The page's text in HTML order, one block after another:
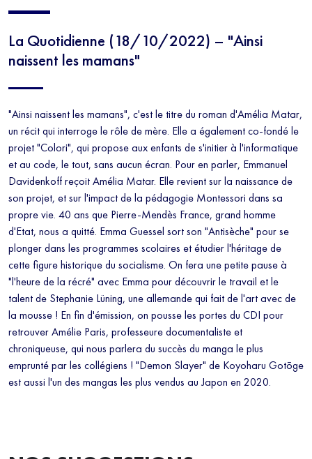
La Quotidienne (18/10/2022) – "Ainsi
naissent les mamans"
"Ainsi naissent les mamans", c'est le titre du roman d'Amélia Matar,
un récit qui interroge le rôle de mère. Elle a également co-fondé le
projet "Colori", qui propose aux enfants de s'initier à l'informatique
et au code, le tout, sans aucun écran. Pour en parler, Emmanuel
Davidenkoff reçoit Amélia Matar. Elle revient sur la naissance de
son projet, et sur l'impact de la pédagogie Montessori dans sa
propre vie. 40 ans que Pierre-Mendès France, grand homme
d'Etat, nous a quitté. Emma Guessel sort son "Antisèche" pour se
plonger dans les programmes scolaires et étudier l'héritage de
cette figure historique du socialisme. On fera une petite pause à
"l'heure de la récré" avec Emma pour découvrir le travail et le
talent de Stephanie Lüning, une allemande qui fait de l'art avec de
la mousse ! En fin d'émission, on pousse les portes du CDI pour
retrouver Amélie Paris, professeure documentaliste et
chroniqueuse, qui nous parlera du succès du manga le plus
emprunté par les collégiens ! "Demon Slayer" de Koyoharu Gotōge
est aussi l'un des mangas les plus vendus au Japon en 2020.